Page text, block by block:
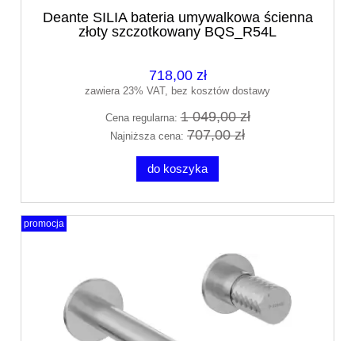
Deante SILIA bateria umywalkowa ścienna
złoty szczotkowany BQS_R54L
718,00 zł
zawiera 23% VAT, bez kosztów dostawy
Cena regularna:1 049,00 zł
Najniższa cena: 707,00 zł
do koszyka
promocja